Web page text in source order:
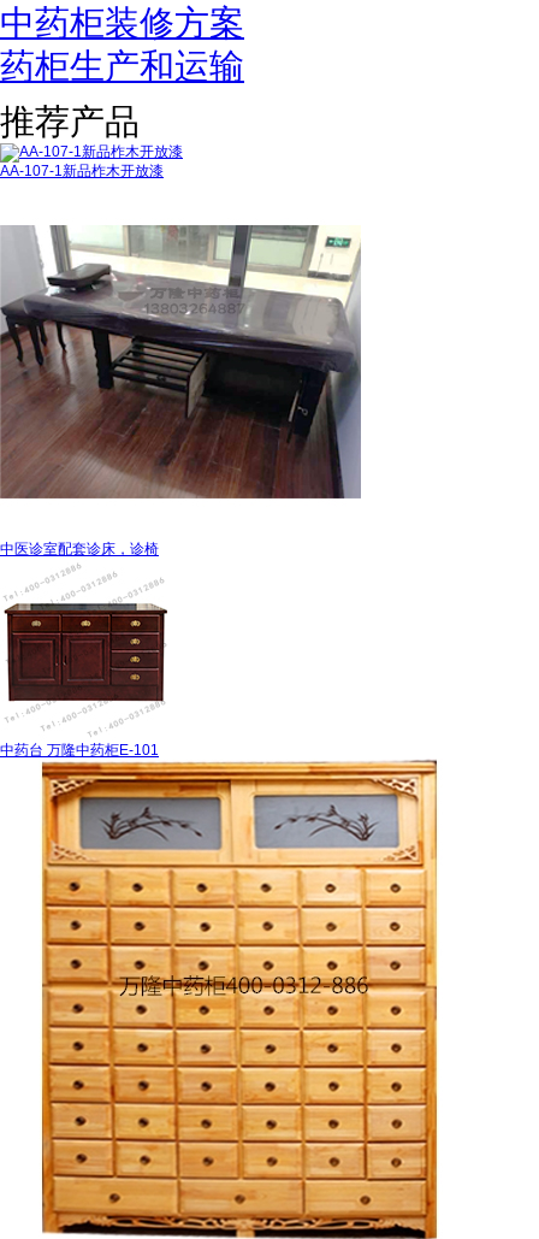
中药柜装修方案
药柜生产和运输
推荐产品
AA-107-1新品柞木开放漆
中医诊室配套诊床，诊椅
中药台 万隆中药柜E-101